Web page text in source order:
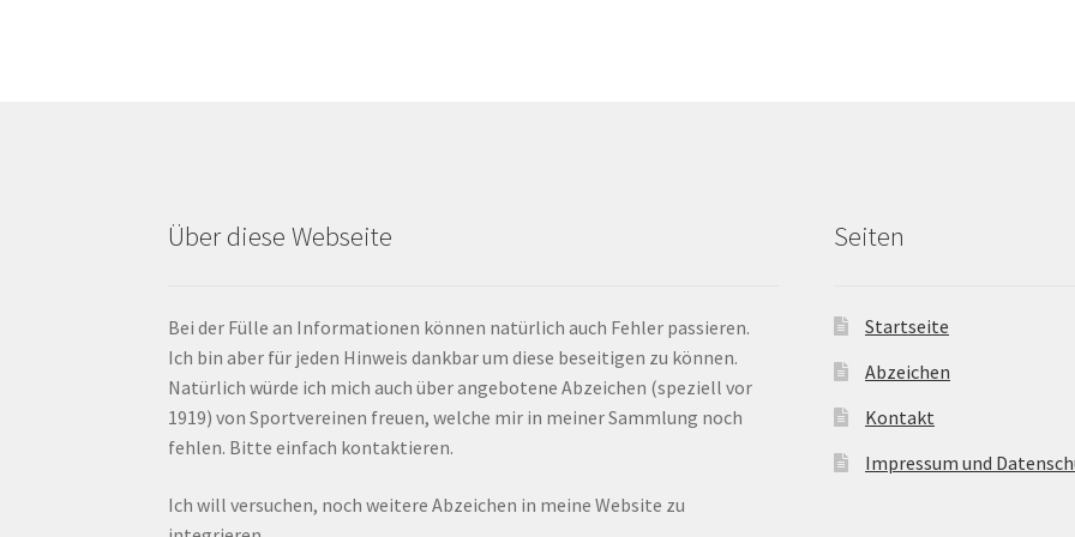
Über diese Webseite
Bei der Fülle an Informationen können natürlich auch Fehler passieren.
Ich bin aber für jeden Hinweis dankbar um diese beseitigen zu können.
Natürlich würde ich mich auch über angebotene Abzeichen (speziell vor
1919) von Sportvereinen freuen, welche mir in meiner Sammlung noch
fehlen. Bitte einfach kontaktieren.
Ich will versuchen, noch weitere Abzeichen in meine Website zu
Seiten
Startseite
Abzeichen
Kontakt
Impressum und